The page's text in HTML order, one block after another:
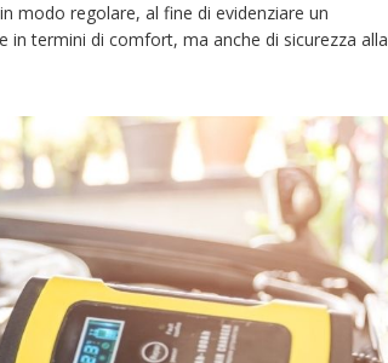
modo regolare, al fine di evidenziare un
in termini di comfort, ma anche di sicurezza alla